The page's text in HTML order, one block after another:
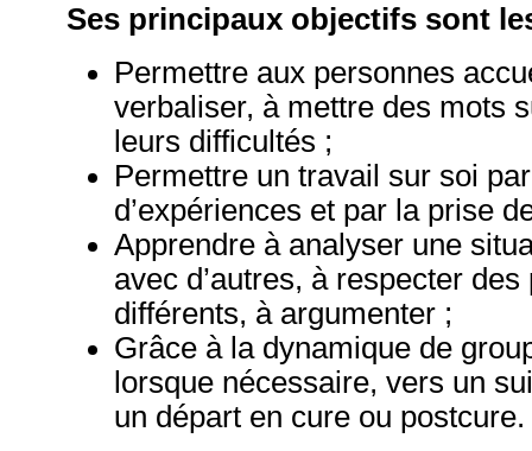
Ses principaux objectifs sont
Permettre aux personnes
verbaliser, à mettre des mots
leurs difficultés ;
Permettre un travail sur soi
d’expériences et par la prise
Apprendre à analyser une
avec d’autres, à respecter
différents, à argumenter ;
Grâce à la dynamique de
lorsque nécessaire, vers un
un départ en cure ou postcure.